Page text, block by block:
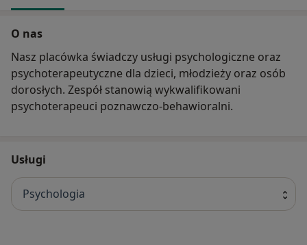
O nas
Nasz placówka świadczy usługi psychologiczne oraz
psychoterapeutyczne dla dzieci, młodzieży oraz osób
dorosłych. Zespół stanowią wykwalifikowani
psychoterapeuci poznawczo-behawioralni.
Usługi
Psychologia